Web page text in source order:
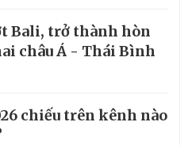
Bali, trở thành hòn
châu Á - Thái Bình
chiếu trên kênh nào